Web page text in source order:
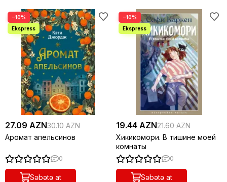
−10%
27.09 AZN30.10 AZN
Аромат апельсинов
0
Səbətə at
−10%
19.44 AZN21.60 AZN
Хикикомори. В тишине моей
комнаты
0
Səbətə at